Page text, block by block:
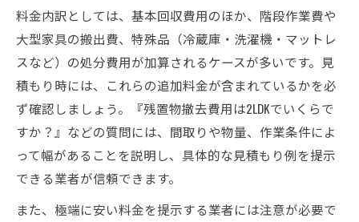
料金内訳としては、基本回収費用のほか、階段作業費や
大型家具の搬出費、特殊品（冷蔵庫・洗濯機・マットレ
スなど）の処分費用が加算されるケースが多いです。見
積もり時には、これらの追加料金が含まれているかを必
ず確認しましょう。『残置物撤去費用は2LDKでいくらで
すか？』などの質問には、間取りや物量、作業条件によ
って幅があることを説明し、具体的な見積もり例を提示
できる業者が信頼できます。
また、極端に安い料金を提示する業者には注意が必要で